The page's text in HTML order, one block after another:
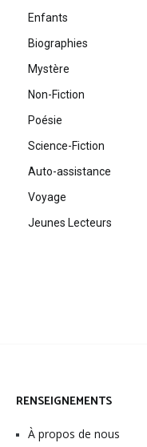
Enfants
Biographies
Mystère
Non-Fiction
Poésie
Science-Fiction
Auto-assistance
Voyage
Jeunes Lecteurs
RENSEIGNEMENTS
À propos de nous